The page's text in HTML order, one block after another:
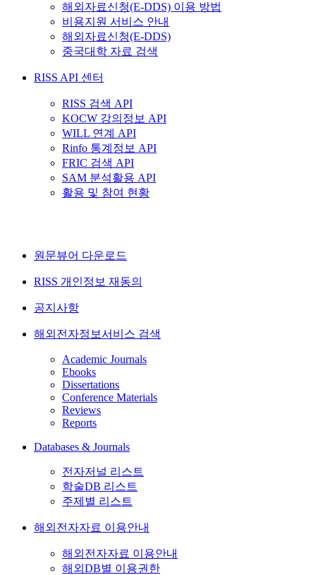
해외자료신청(E-DDS) 이용 방법
비용지원 서비스 안내
해외자료신청(E-DDS)
중국대학 자료 검색
RISS API 센터
RISS 검색 API
KOCW 강의정보 API
WILL 연계 API
Rinfo 통계정보 API
FRIC 검색 API
SAM 분석활용 API
활용 및 참여 현황
원문뷰어 다운로드
RISS 개인정보 재동의
공지사항
해외전자정보서비스 검색
Academic Journals
Ebooks
Dissertations
Conference Materials
Reviews
Reports
Databases & Journals
전자저널 리스트
학술DB 리스트
주제별 리스트
해외전자자료 이용안내
해외전자자료 이용안내
해외DB별 이용권한